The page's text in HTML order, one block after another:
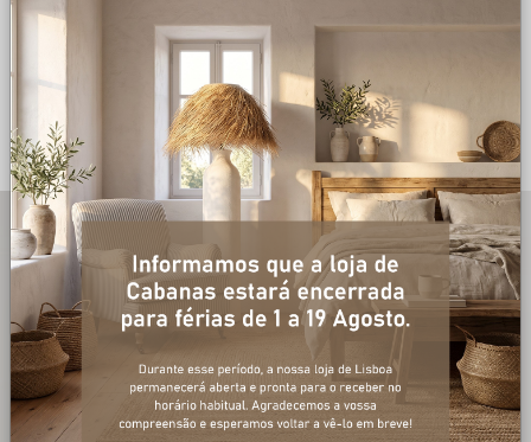
DESCRIÇÃO
+ informações